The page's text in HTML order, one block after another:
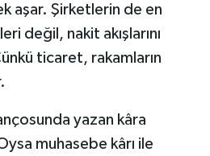
aşar. Şirketlerin de en
değil, nakit akışlarını
ticaret, rakamların
yazan kâra
muhasebe kârı ile